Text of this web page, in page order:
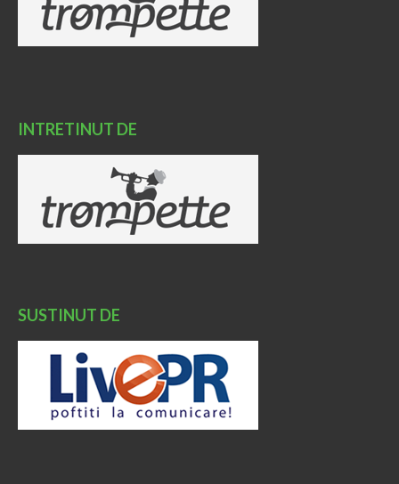
INTRETINUT DE
SUSTINUT DE